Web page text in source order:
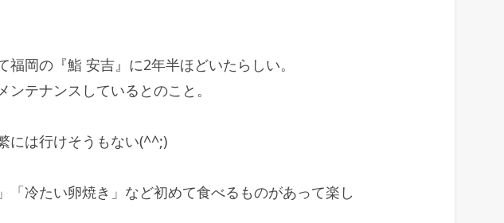
岡の『鮨 安吉』に2年半ほどいたらしい。
テナンスしているとのこと。
には行けそうもない(^^;)
冷たい卵焼き」など初めて食べるものがあって楽し